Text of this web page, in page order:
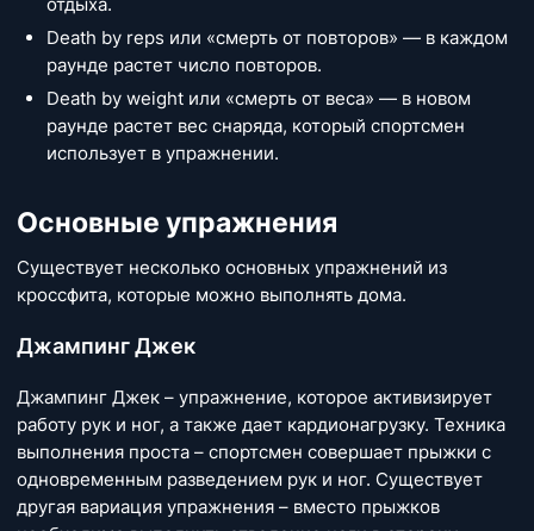
Death by reps или «смерть от повторов» — в каждом
раунде растет число повторов.
Death by weight или «смерть от веса» — в новом
раунде растет вес снаряда, который спортсмен
использует в упражнении.
Основные упражнения
Существует несколько основных упражнений из
кроссфита, которые можно выполнять дома.
Джампинг Джек
Джампинг Джек – упражнение, которое активизирует
работу рук и ног, а также дает кардионагрузку. Техника
выполнения проста – спортсмен совершает прыжки с
одновременным разведением рук и ног. Существует
другая вариация упражнения – вместо прыжков